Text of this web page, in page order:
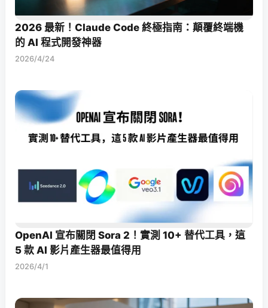
2026 最新！Claude Code 終極指南：顛覆終端機
的 AI 程式開發神器
2026/4/24
OpenAI 宣布關閉 Sora 2！實測 10+ 替代工具，這
5 款 AI 影片產生器最值得用
2026/4/1